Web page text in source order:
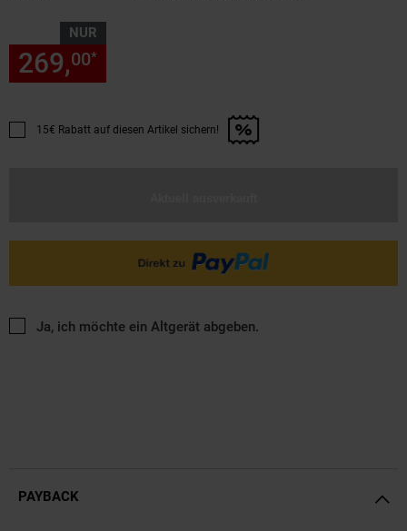
NUR
269,00*
Promotion "15€ Rabatt auf diesen Artikel sichern!" anwenden
15€ Rabatt auf diesen Artikel sichern!
Ja, ich möchte ein Altgerät abgeben.
PAYBACK